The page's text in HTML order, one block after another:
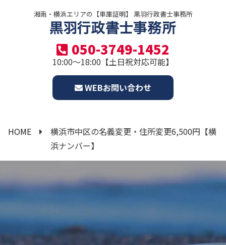
湘南・横浜エリアの【車庫証明】 黒羽行政書士事務所
050-3749-1452
10:00～18:00【土日祝対応可能】
WEBお問い合わせ
HOME
横浜市中区の名義変更・住所変更6,500円【横
浜ナンバー】